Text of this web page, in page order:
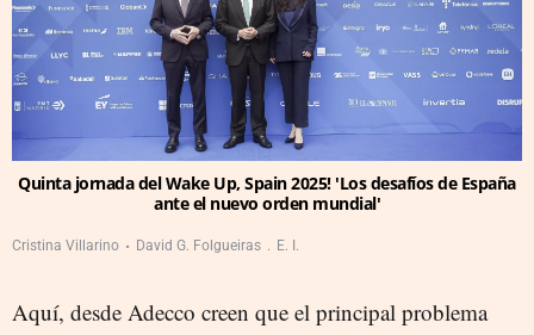
Quinta jornada del Wake Up, Spain 2025! 'Los desafíos de España
ante el nuevo orden mundial'
Cristina Villarino David G. Folgueiras E. I.
Aquí, desde Adecco creen que el principal problema